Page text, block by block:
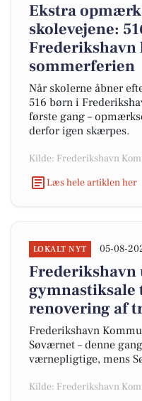
Ekstra
skolevejene:
sommerferien
Når skolerne åbner
516 børn i
første gang –
derfor igen skærpes.
Kilde: Frederikshavn
Læs hele artiklen her
LOKALT NYT 05-08-
Frederikshavn
renovering af
Frederikshavn
Søværnet – denne
værnepligtige, mens
Kilde: Frederikshavn